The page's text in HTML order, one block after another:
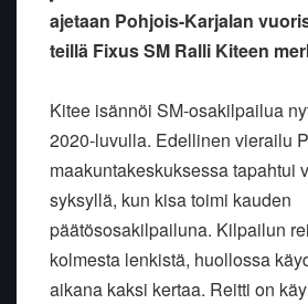
ajetaan Pohjois-Karjalan
teillä Fixus SM Ralli Kiteen
Kitee isännöi SM-osakilpailua
2020-luvulla. Edellinen vierailu
maakuntakeskuksessa tapahtui
syksyllä, kun kisa toimi kauden
päätösosakilpailuna. Kilpailun
kolmesta lenkistä, huollossa
aikana kaksi kertaa. Reitti on